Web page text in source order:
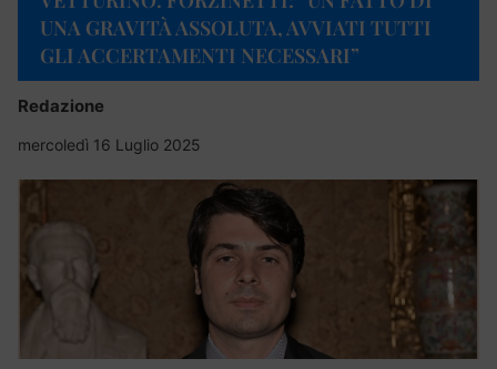
UNA GRAVITÀ ASSOLUTA, AVVIATI TUTTI
GLI ACCERTAMENTI NECESSARI”
Redazione
mercoledì 16 Luglio 2025